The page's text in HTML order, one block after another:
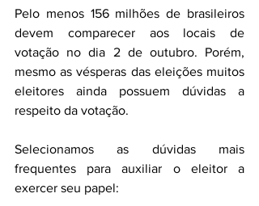
Pelo menos 156 milhões de brasileiros
devem comparecer aos locais de
votação no dia 2 de outubro. Porém,
mesmo as vésperas das eleições muitos
eleitores ainda possuem dúvidas a
respeito da votação.
Selecionamos as dúvidas mais
frequentes para auxiliar o eleitor a
exercer seu papel: